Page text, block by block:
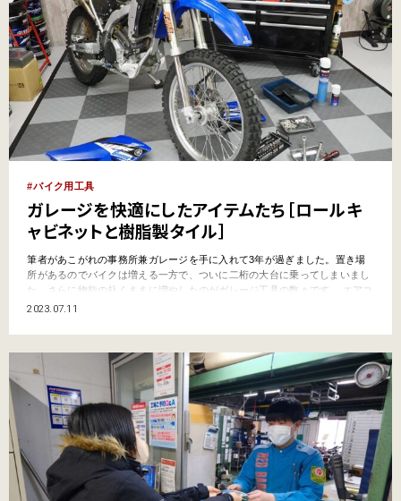
バイク用工具
ガレージを快適にしたアイテムたち［ロールキ
ャビネットと樹脂製タイル］
筆者があこがれの事務所兼ガレージを手に入れて3年が過ぎました。置き場
所があるのでバイクは増える一方で、ついに二桁の大台に乗ってしまいまし
た。さらに物欲の赴くままに増やしたのがガレージ工具の数々です。 エアコ
ンプレッサーや高圧洗浄機、メンテナンススタンドなどは当初から導入済
手に入れたタイミングで一新。電動ツールも導入し、作業効率が…
2023.07.11